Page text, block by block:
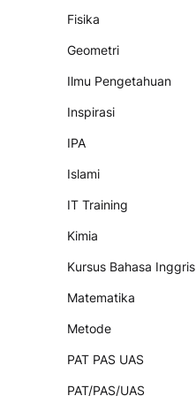
Fisika
Geometri
Ilmu Pengetahuan
Inspirasi
IPA
Islami
IT Training
Kimia
Kursus Bahasa Inggris
Matematika
Metode
PAT PAS UAS
PAT/PAS/UAS